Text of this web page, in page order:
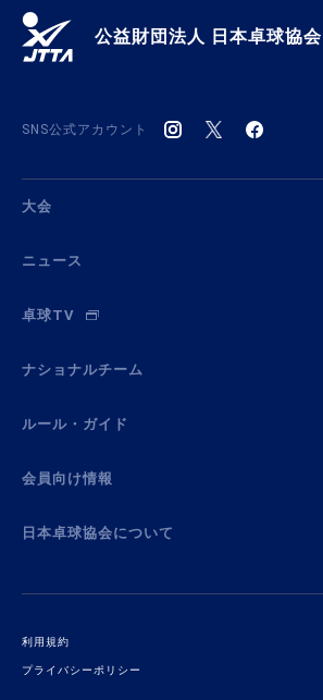
公益財団法人 日本卓球協会
SNS公式アカウント
大会
ニュース
卓球TV
ナショナルチーム
ルール・ガイド
会員向け情報
日本卓球協会について
利用規約
プライバシーポリシー